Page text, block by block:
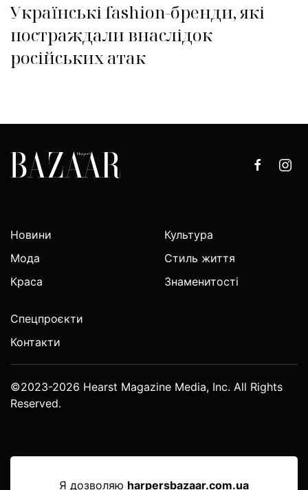
Українські fashion-бренди, які
постраждали внаслідок
російських атак
Я дозволяю harpersbazaar.com.ua
Новини
Мода
Краса
Культура
Стиль життя
Знаменитості
Спецпроєкти
Контакти
©2023-2026 Hearst Magazine Media, Inc. All Rights
Reserved.